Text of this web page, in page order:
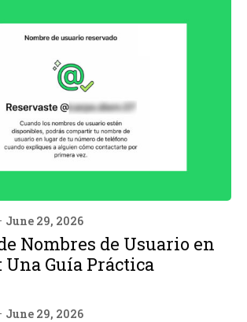
June 29, 2026
Nombres de Usuario en
Guía Práctica
June 29, 2026